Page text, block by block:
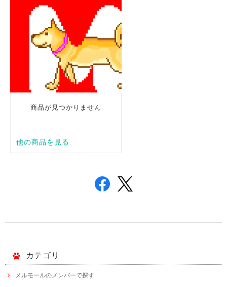
カテゴリ
メルモールのメンバーで探す